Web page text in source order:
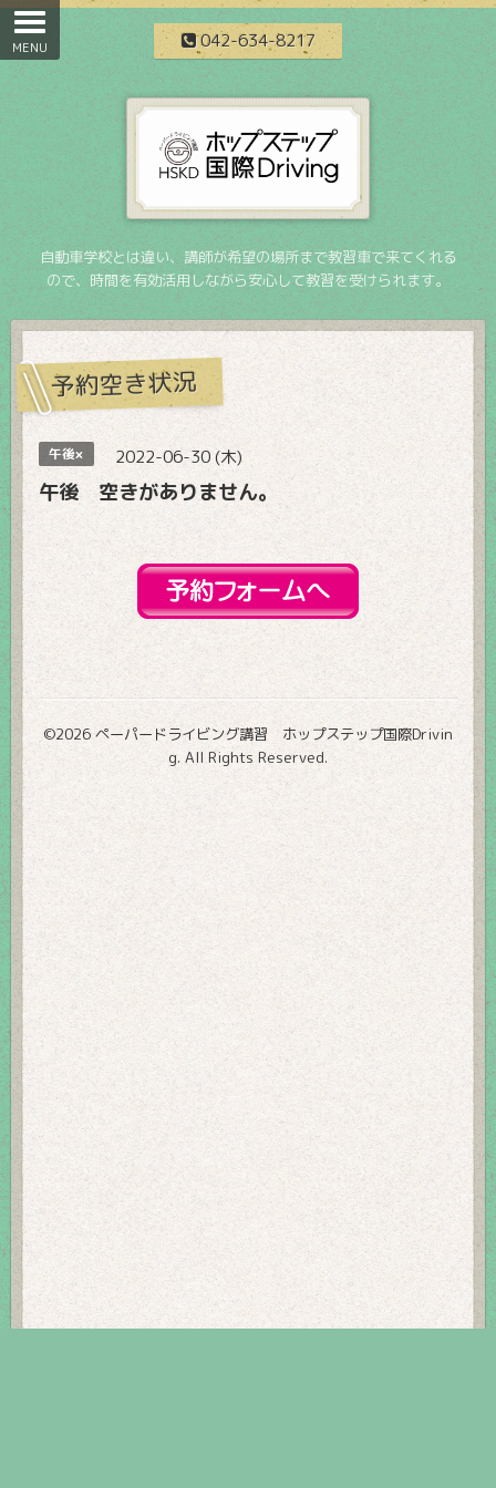
042-634-8217
自動車学校とは違い、講師が希望の場所まで教習車で来てくれる
ので、時間を有効活用しながら安心して教習を受けられます。
予約空き状況
午後× 2022-06-30 (木)
午後 空きがありません。
©2026 ペーパードライビング講習 ホップステップ国際Drivin
g. All Rights Reserved.